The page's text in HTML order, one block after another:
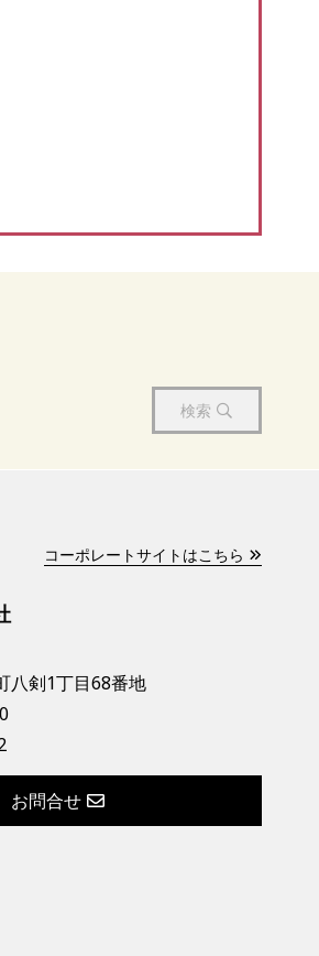
検索
コーポレートサイトはこちら
八剣1丁目68番地
お問合せ